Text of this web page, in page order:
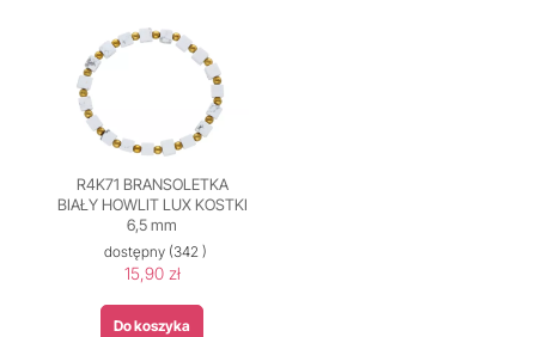
R4K71 BRANSOLETKA
BIAŁY HOWLIT LUX KOSTKI
6,5 mm
dostępny(342 )
15,90 zł
Do koszyka